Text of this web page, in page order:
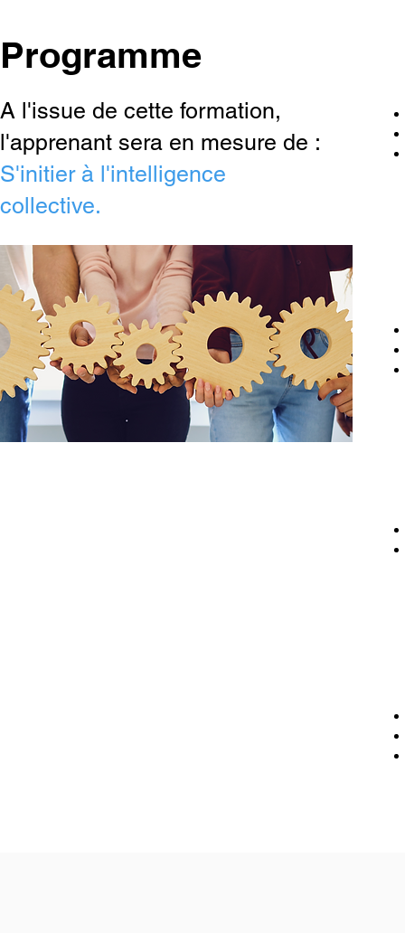
Programme
A l'issue de cette formation,
l'apprenant sera en mesure de :
S'initier à l'intelligence
collective.